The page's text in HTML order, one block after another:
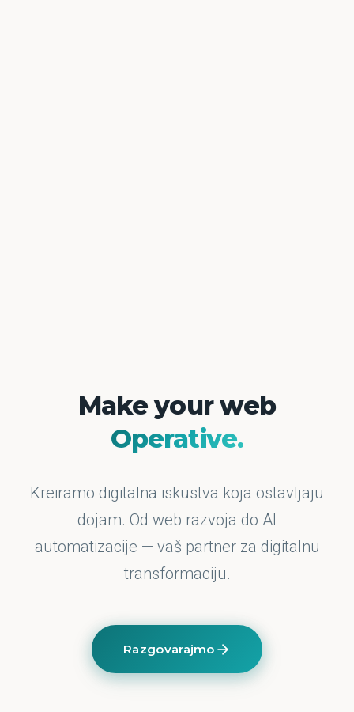
Make your web
Operative.
Kreiramo digitalna iskustva koja ostavljaju
dojam. Od web razvoja do AI
automatizacije — vaš partner za digitalnu
transformaciju.
Razgovarajmo